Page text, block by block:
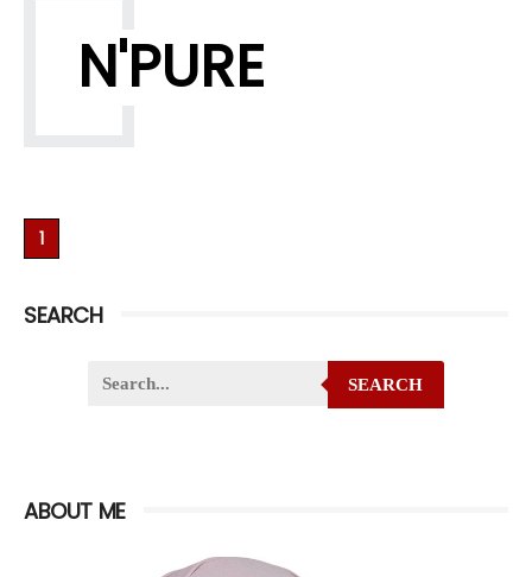
N'PURE
1
SEARCH
SEARCH
ABOUT ME